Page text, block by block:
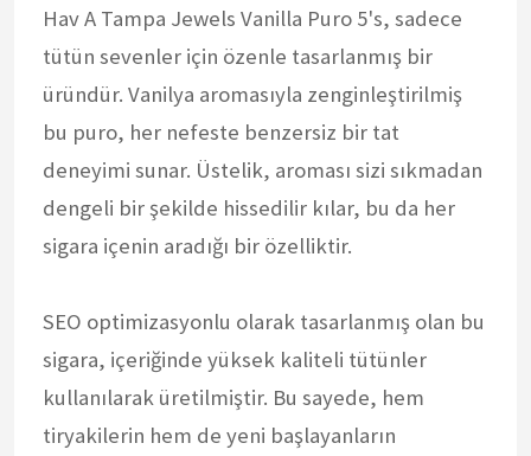
Hav A Tampa Jewels Vanilla Puro 5's, sadece
tütün sevenler için özenle tasarlanmış bir
üründür. Vanilya aromasıyla zenginleştirilmiş
bu puro, her nefeste benzersiz bir tat
deneyimi sunar. Üstelik, aroması sizi sıkmadan
dengeli bir şekilde hissedilir kılar, bu da her
sigara içenin aradığı bir özelliktir.
SEO optimizasyonlu olarak tasarlanmış olan bu
sigara, içeriğinde yüksek kaliteli tütünler
kullanılarak üretilmiştir. Bu sayede, hem
tiryakilerin hem de yeni başlayanların